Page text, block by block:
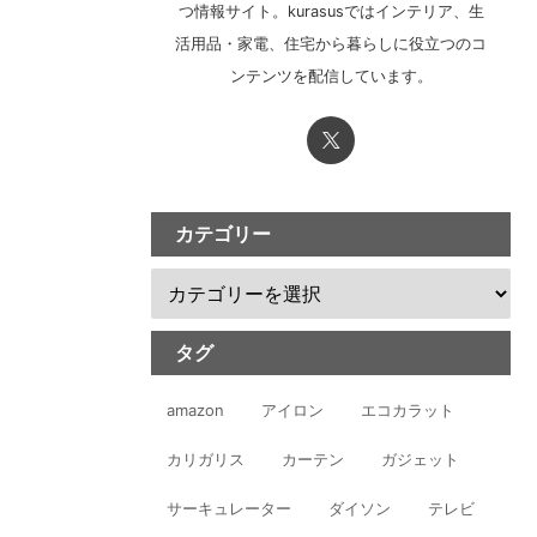
つ情報サイト。kurasusではインテリア、生
活用品・家電、住宅から暮らしに役立つのコ
ンテンツを配信しています。
カテゴリー
タグ
amazon アイロン エコカラット
カリガリス カーテン ガジェット
サーキュレーター ダイソン テレビ